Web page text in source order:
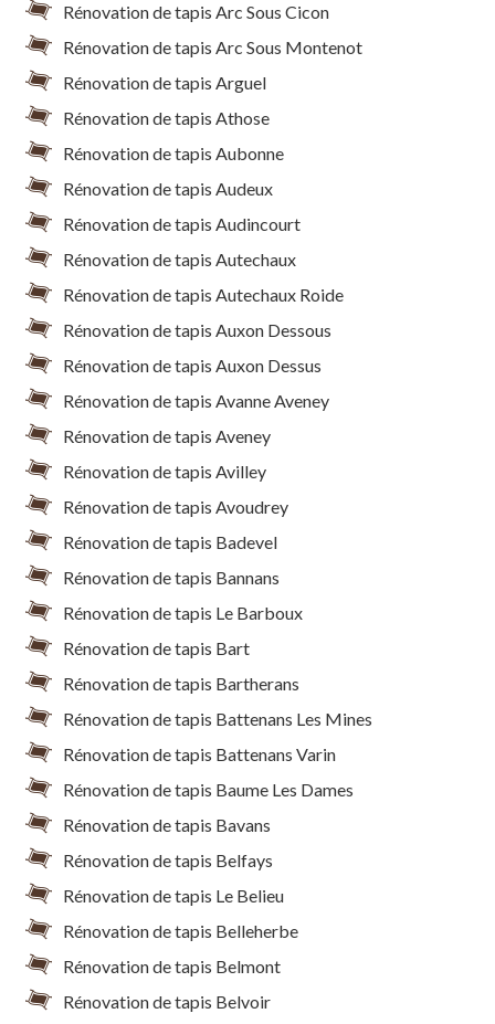
Rénovation de tapis Arc Sous Cicon
Rénovation de tapis Arc Sous Montenot
Rénovation de tapis Arguel
Rénovation de tapis Athose
Rénovation de tapis Aubonne
Rénovation de tapis Audeux
Rénovation de tapis Audincourt
Rénovation de tapis Autechaux
Rénovation de tapis Autechaux Roide
Rénovation de tapis Auxon Dessous
Rénovation de tapis Auxon Dessus
Rénovation de tapis Avanne Aveney
Rénovation de tapis Aveney
Rénovation de tapis Avilley
Rénovation de tapis Avoudrey
Rénovation de tapis Badevel
Rénovation de tapis Bannans
Rénovation de tapis Le Barboux
Rénovation de tapis Bart
Rénovation de tapis Bartherans
Rénovation de tapis Battenans Les Mines
Rénovation de tapis Battenans Varin
Rénovation de tapis Baume Les Dames
Rénovation de tapis Bavans
Rénovation de tapis Belfays
Rénovation de tapis Le Belieu
Rénovation de tapis Belleherbe
Rénovation de tapis Belmont
Rénovation de tapis Belvoir